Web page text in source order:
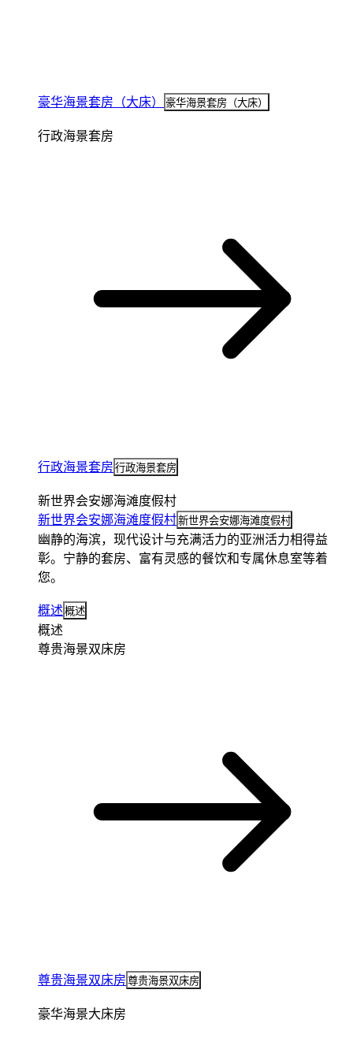
豪华海景套房（大床） 豪华海景套房（大床）
行政海景套房
行政海景套房 行政海景套房
新世界会安娜海滩度假村
新世界会安娜海滩度假村新世界会安娜海滩度假村
幽静的海滨，现代设计与充满活力的亚洲活力相得益
彰。宁静的套房、富有灵感的餐饮和专属休息室等着
您。
概述 概述
概述
尊贵海景双床房
尊贵海景双床房 尊贵海景双床房
豪华海景大床房